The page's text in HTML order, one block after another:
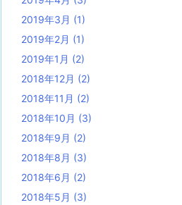
2019年3月 (1)
2019年2月 (1)
2019年1月 (2)
2018年12月 (2)
2018年11月 (2)
2018年10月 (3)
2018年9月 (2)
2018年8月 (3)
2018年6月 (2)
2018年5月 (3)